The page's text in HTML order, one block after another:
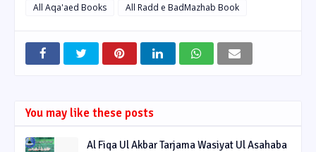
All Aqa'aed Books All Radd e BadMazhab Book
You may like these posts
Al Fiqa Ul Akbar Tarjama Wasiyat Ul Asahaba